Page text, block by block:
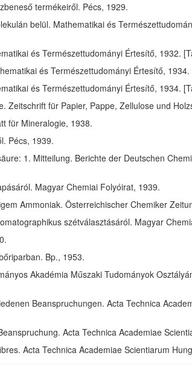
termékeiről. Pécs, 1929.
belül. Mathematikai és
és Természettudományi Értesítő, 1932.
és Természettudományi Értesítő,
és Természettudományi Értesítő, 1934.
Zeitschrift für Papier, Pappe, Zellulose und
für Mineralogie, 1938.
Pécs, 1939.
1. Mitteilung. Berichte der Deutschen
Magyar Chemiai Folyóirat, 1939.
Ammoniak. Österreichischer Chemiker
szétválasztásáról. Magyar
Bp., 1953.
Akadémia Műszaki Tudományok
Beanspruchungen. Acta Technica
Acta Technica Academiae
Acta Technica Academiae Scientiarum